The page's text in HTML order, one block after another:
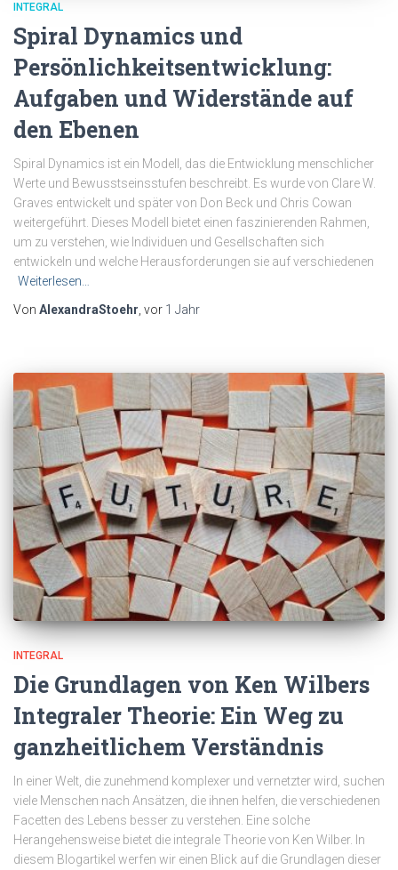
INTEGRAL
Spiral Dynamics und
Persönlichkeitsentwicklung:
Aufgaben und Widerstände auf
den Ebenen
Spiral Dynamics ist ein Modell, das die Entwicklung menschlicher
Werte und Bewusstseinsstufen beschreibt. Es wurde von Clare W.
Graves entwickelt und später von Don Beck und Chris Cowan
weitergeführt. Dieses Modell bietet einen faszinierenden Rahmen,
um zu verstehen, wie Individuen und Gesellschaften sich
entwickeln und welche Herausforderungen sie auf verschiedenen
Weiterlesen…
Von AlexandraStoehr, vor 1 Jahr
INTEGRAL
Die Grundlagen von Ken Wilbers
Integraler Theorie: Ein Weg zu
ganzheitlichem Verständnis
In einer Welt, die zunehmend komplexer und vernetzter wird, suchen
viele Menschen nach Ansätzen, die ihnen helfen, die verschiedenen
Facetten des Lebens besser zu verstehen. Eine solche
Herangehensweise bietet die integrale Theorie von Ken Wilber. In
diesem Blogartikel werfen wir einen Blick auf die Grundlagen dieser